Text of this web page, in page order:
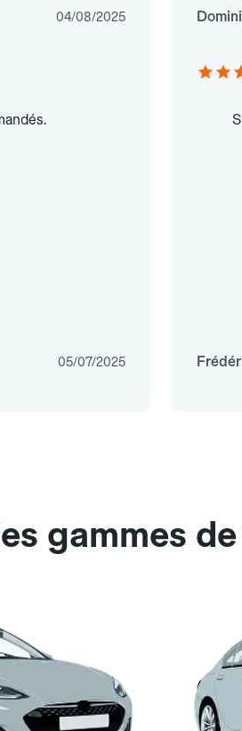
04/08/2025
05/07/2025
gammes